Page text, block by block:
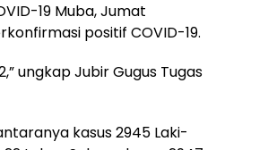
19 Muba, Jumat
positif COVID-19.
ungkap Jubir Gugus Tugas
kasus 2945 Laki-